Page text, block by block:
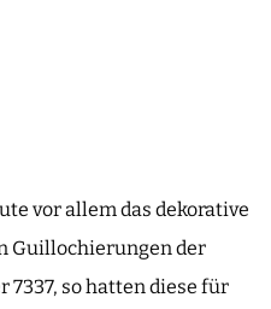
vor allem das dekorative
Guillochierungen der
7337, so hatten diese für